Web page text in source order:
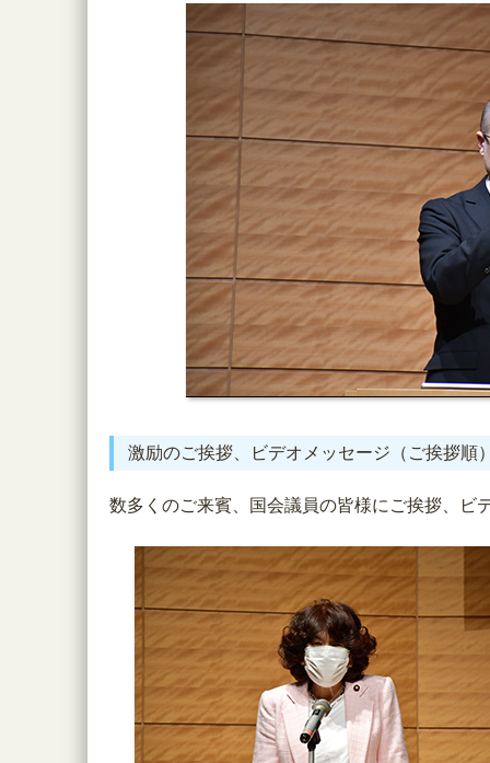
激励のご挨拶、ビデオメッセージ（ご挨拶順
数多くのご来賓、国会議員の皆様にご挨拶、ビ